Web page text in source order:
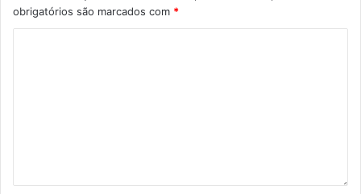
Gostei
obrigatórios são marcados com *